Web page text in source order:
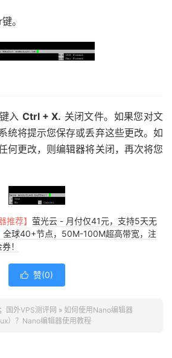
。
入 Ctrl + X. 关闭文件。如果您对文
统将提示您保存或丢弃这些更改。如
何更改，则编辑器将关闭，再次将您
推荐】 萤光云 - 月付仅41元，支持5天无
全球40+节点，50M-100M超高带宽，注
！
 赞(0)
国外VPS测评网 » 如何使用Nano编辑器
）？Nano编辑器使用教程